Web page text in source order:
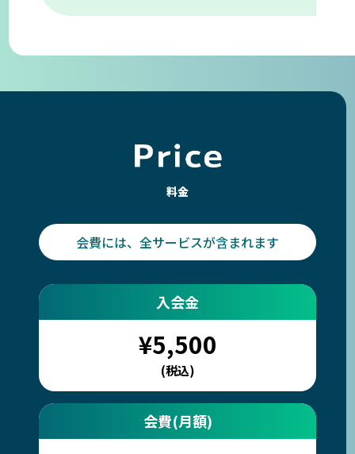
料金
会費には、全サービスが含まれます
入会金
¥5,500
(税込)
会費(月額)